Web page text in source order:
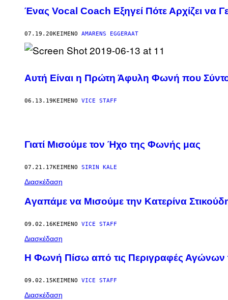
Ένας Vocal Coach Εξηγεί Πότε Αρχίζει να
07.19.20ΚΕΊΜΕΝΟ AMARENS EGGERAAT
Αυτή Είναι η Πρώτη Άφυλη Φωνή που
06.13.19ΚΕΊΜΕΝΟ VICE STAFF
Γιατί Μισούμε τον Ήχο της Φωνής μας
07.21.17ΚΕΊΜΕΝΟ SIRIN KALE
Διασκέδαση
Aγαπάμε να Μισούμε την Κατερίνα
09.02.16ΚΕΊΜΕΝΟ VICE STAFF
Διασκέδαση
Η Φωνή Πίσω από τις Περιγραφές Αγώνων
09.02.15ΚΕΊΜΕΝΟ VICE STAFF
Διασκέδαση